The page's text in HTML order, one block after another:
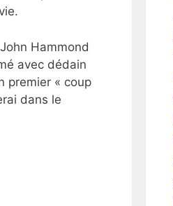
Hammond
avec dédain
premier « coup
dans le